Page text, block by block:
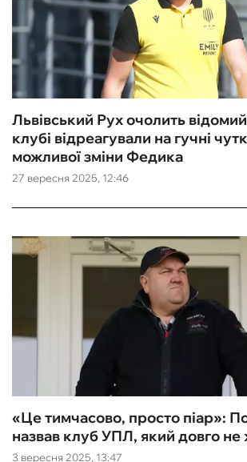
27 вересня 2025, 12:46
Львівський Рух очолить
клубі відреагували на гучні
можливої зміни Федика
3 вересня 2025, 13:47
«Це тимчасово, просто піар»:
назвав клуб УПЛ, який довго